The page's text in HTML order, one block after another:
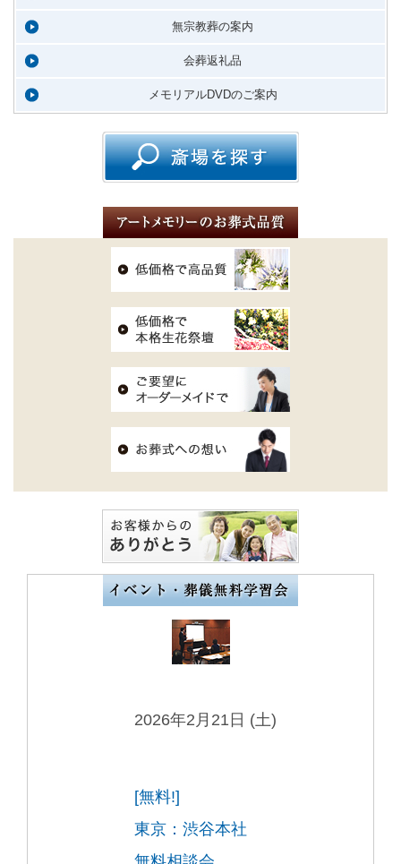
無宗教葬の案内
会葬返礼品
メモリアルDVDのご案内
2026年2月21日 (土)
[無料!]
東京：渋谷本社